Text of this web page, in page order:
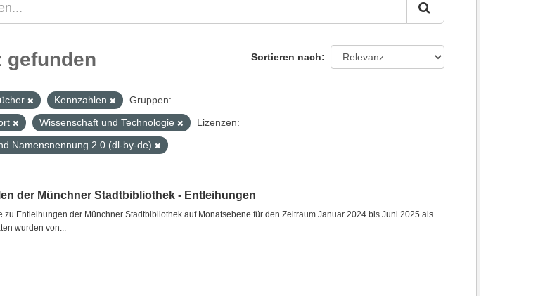
Sortieren nach
gefunden
Kennzahlen
Gruppen:
Wissenschaft und Technologie
Lizenzen:
Namensnennung 2.0 (dl-by-de)
der Münchner Stadtbibliothek - Entleihungen
zu Entleihungen der Münchner Stadtbibliothek auf Monatsebene für den Zeitraum Januar 2024 bis Juni 2025 als
wurden von...